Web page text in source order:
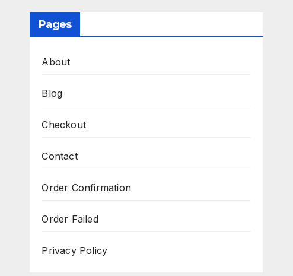
Pages
About
Blog
Checkout
Contact
Order Confirmation
Order Failed
Privacy Policy